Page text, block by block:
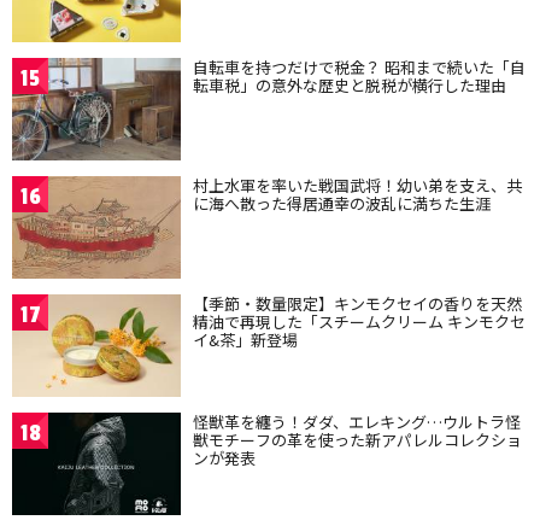
15 自転車を持つだけで税金？ 昭和まで続いた「自
転車税」の意外な歴史と脱税が横行した理由
16 村上水軍を率いた戦国武将！幼い弟を支え、共
に海へ散った得居通幸の波乱に満ちた生涯
17 【季節・数量限定】キンモクセイの香りを天然
精油で再現した「スチームクリーム キンモクセ
イ&茶」新登場
18 怪獣革を纏う！ダダ、エレキング…ウルトラ怪
獣モチーフの革を使った新アパレルコレクショ
ンが発表